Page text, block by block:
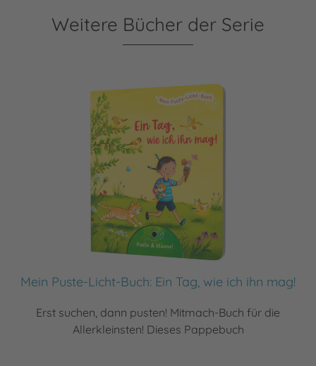
Weitere Bücher der Serie
Mein Puste-Licht-Buch: Ein Tag, wie ich ihn mag!
Erst suchen, dann pusten! Mitmach-Buch für die
Allerkleinsten! Dieses Pappebuch